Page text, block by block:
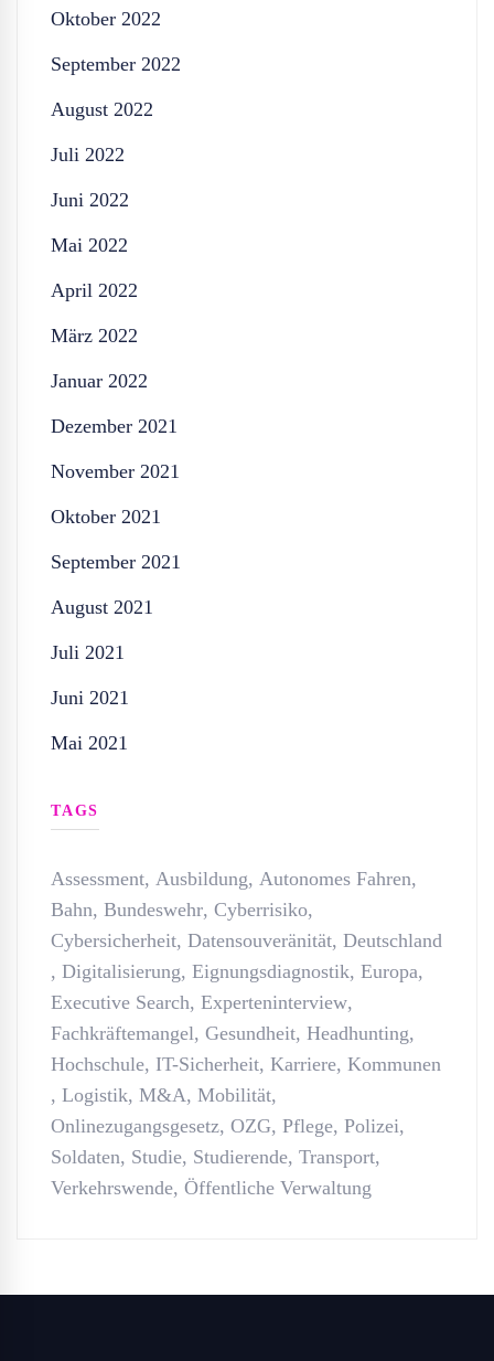
Oktober 2022
September 2022
August 2022
Juli 2022
Juni 2022
Mai 2022
April 2022
März 2022
Januar 2022
Dezember 2021
November 2021
Oktober 2021
September 2021
August 2021
Juli 2021
Juni 2021
Mai 2021
TAGS
Assessment, Ausbildung, Autonomes Fahren,
Bahn, Bundeswehr, Cyberrisiko,
Cybersicherheit, Datensouveränität, Deutschland
, Digitalisierung, Eignungsdiagnostik, Europa,
Executive Search, Experteninterview,
Fachkräftemangel, Gesundheit, Headhunting,
Hochschule, IT-Sicherheit, Karriere, Kommunen
, Logistik, M&A, Mobilität,
Onlinezugangsgesetz, OZG, Pflege, Polizei,
Soldaten, Studie, Studierende, Transport,
Verkehrswende, Öffentliche Verwaltung